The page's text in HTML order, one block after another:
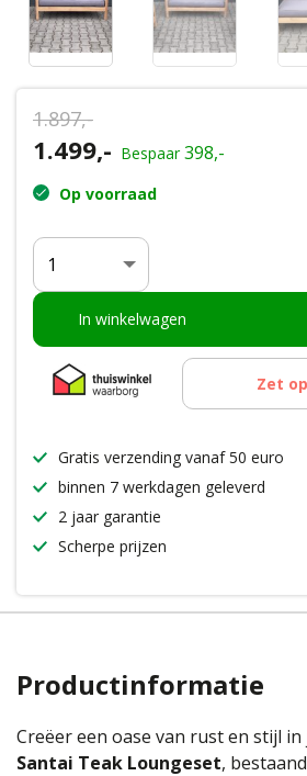
Wenslijst
1.897,-
Oorspronkelijke
was:
1.499,- Huidige
prijs
is:
Bespaar398,-
Op voorraad
Aantal
In winkelwagen
Zet
Gratis verzending vanaf 50 euro
binnen 7 werkdagen geleverd
2 jaar garantie
Scherpe prijzen
Productinformatie
Creëer een oase van rust en stijl
Santai Teak Loungeset,